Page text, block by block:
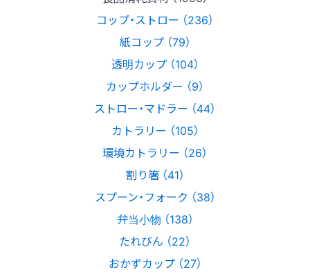
コップ・ストロー （236）
紙コップ （79）
透明カップ （104）
カップホルダー （9）
ストロー・マドラー （44）
カトラリー （105）
環境カトラリー （26）
割り箸 （41）
スプーン・フォーク （38）
弁当小物 （138）
たれびん （22）
おかずカップ （27）